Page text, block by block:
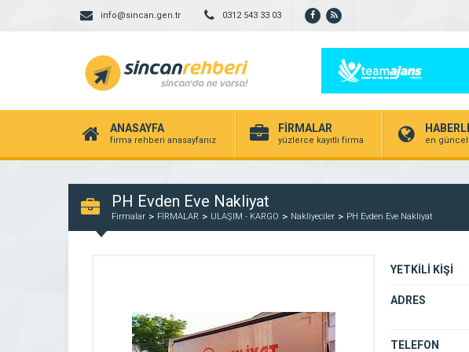
info@sincan.gen.tr 0312 543 33 03
ANASAYFA
firma rehberi anasayfanız
FİRMALAR
yüzlerce kayıtlı firma en
PH Evden Eve Nakliyat
Firmalar FİRMALAR ULAŞIM - KARGO Nakliyeciler PH Evden Eve Nakliyat
YETKİLİ KİŞİ
ADRES
TELEFON